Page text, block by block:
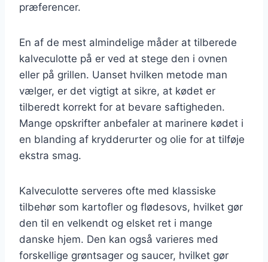
præferencer.
En af de mest almindelige måder at tilberede
kalveculotte på er ved at stege den i ovnen
eller på grillen. Uanset hvilken metode man
vælger, er det vigtigt at sikre, at kødet er
tilberedt korrekt for at bevare saftigheden.
Mange opskrifter anbefaler at marinere kødet i
en blanding af krydderurter og olie for at tilføje
ekstra smag.
Kalveculotte serveres ofte med klassiske
tilbehør som kartofler og flødesovs, hvilket gør
den til en velkendt og elsket ret i mange
danske hjem. Den kan også varieres med
forskellige grøntsager og saucer, hvilket gør